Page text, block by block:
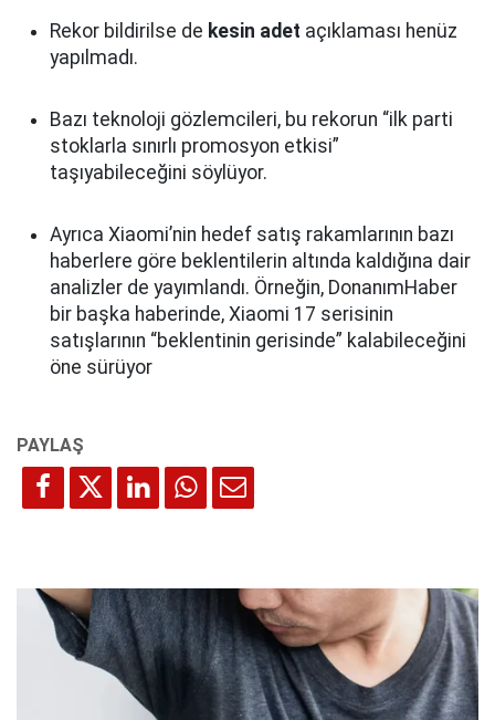
Rekor bildirilse de kesin adet açıklaması henüz
yapılmadı.
Bazı teknoloji gözlemcileri, bu rekorun “ilk parti
stoklarla sınırlı promosyon etkisi”
taşıyabileceğini söylüyor.
Ayrıca Xiaomi’nin hedef satış rakamlarının bazı
haberlere göre beklentilerin altında kaldığına dair
analizler de yayımlandı. Örneğin, DonanımHaber
bir başka haberinde, Xiaomi 17 serisinin
satışlarının “beklentinin gerisinde” kalabileceğini
öne sürüyor